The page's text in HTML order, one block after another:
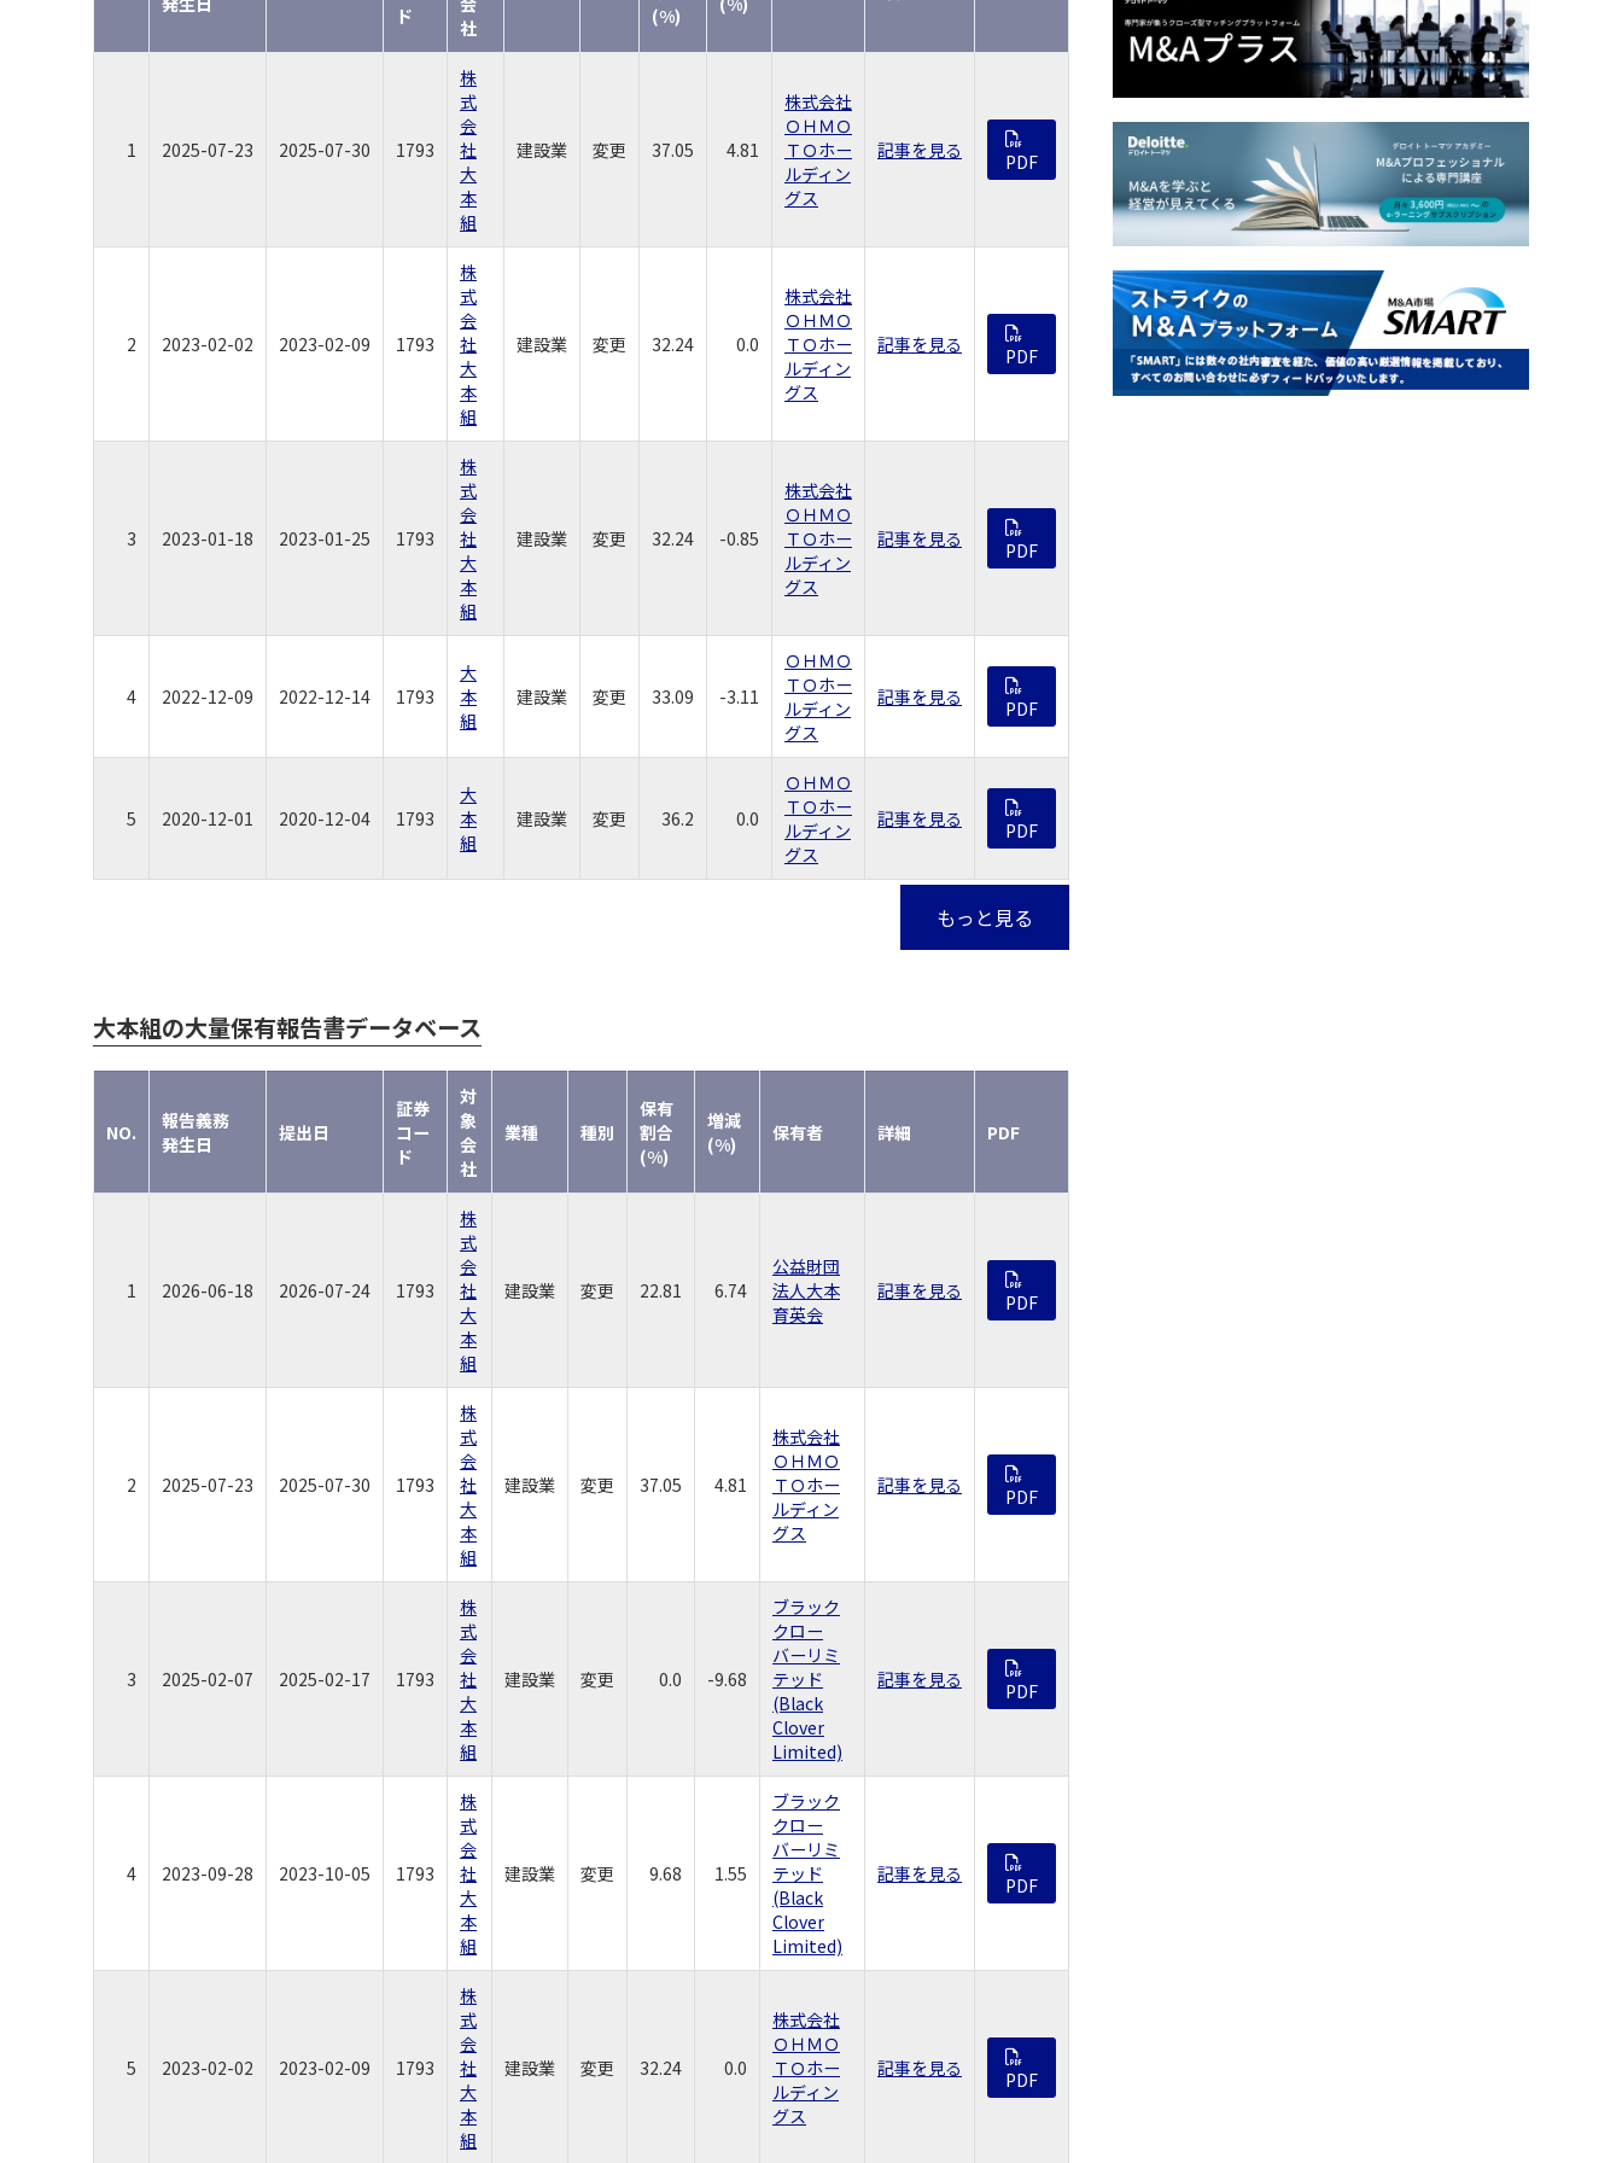
ド
社
(%)
1 2025-07-23 2025-07-30 1793
株
式
会
社
大
本
組
建設業 変更 37.05 4.81
株式会社
ＯＨＭＯ
ＴＯホー
ルディン
グス
記事を見る PDF
2 2023-02-02 2023-02-09 1793
株
式
会
社
大
本
組
建設業 変更 32.24 0.0
株式会社
ＯＨＭＯ
ＴＯホー
ルディン
グス
記事を見る PDF
3 2023-01-18 2023-01-25 1793
株
式
会
社
大
本
組
建設業 変更 32.24 -0.85
株式会社
ＯＨＭＯ
ＴＯホー
ルディン
グス
記事を見る PDF
4 2022-12-09 2022-12-14 1793
大
本
組
建設業 変更 33.09 -3.11
ＯＨＭＯ
ＴＯホー
ルディン
グス
記事を見る PDF
5 2020-12-01 2020-12-04 1793
大
本
組
建設業 変更 36.2 0.0
ＯＨＭＯ
ＴＯホー
ルディン
グス
記事を見る PDF
もっと見る
大本組の大量保有報告書データベース
NO.
報告義務
発生日
提出日
証券
コー
ド
対
象
会
社
業種 種別
保有
割合
(%)
増減
(%)
保有者 詳細 PDF
1 2026-06-18 2026-07-24 1793
株
式
会
社
大
本
組
建設業 変更 22.81 6.74
公益財団
法人大本
育英会
記事を見る PDF
2 2025-07-23 2025-07-30 1793
株
式
会
社
大
本
組
建設業 変更 37.05 4.81
株式会社
ＯＨＭＯ
ＴＯホー
ルディン
グス
記事を見る PDF
3 2025-02-07 2025-02-17 1793
株
式
会
社
大
本
組
建設業 変更 0.0 -9.68
ブラック
クロー
バーリミ
テッド
(Black
Clover
Limited)
記事を見る PDF
4 2023-09-28 2023-10-05 1793
株
式
会
社
大
本
組
建設業 変更 9.68 1.55
ブラック
クロー
バーリミ
テッド
(Black
Clover
Limited)
記事を見る PDF
5 2023-02-02 2023-02-09 1793
株
式
会
社
大
本
組
建設業 変更 32.24 0.0
株式会社
ＯＨＭＯ
ＴＯホー
ルディン
グス
記事を見る PDF